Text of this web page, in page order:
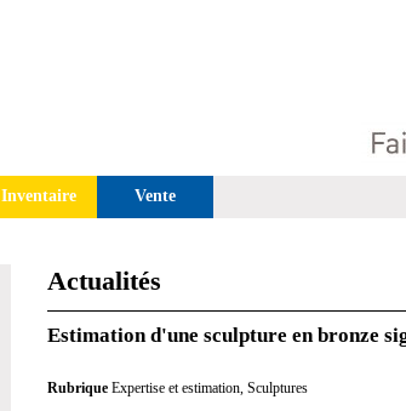
Inventaire Vente
Actualités
Estimation d'une sculpture en bronze
Rubrique Expertise et estimation, Sculptures